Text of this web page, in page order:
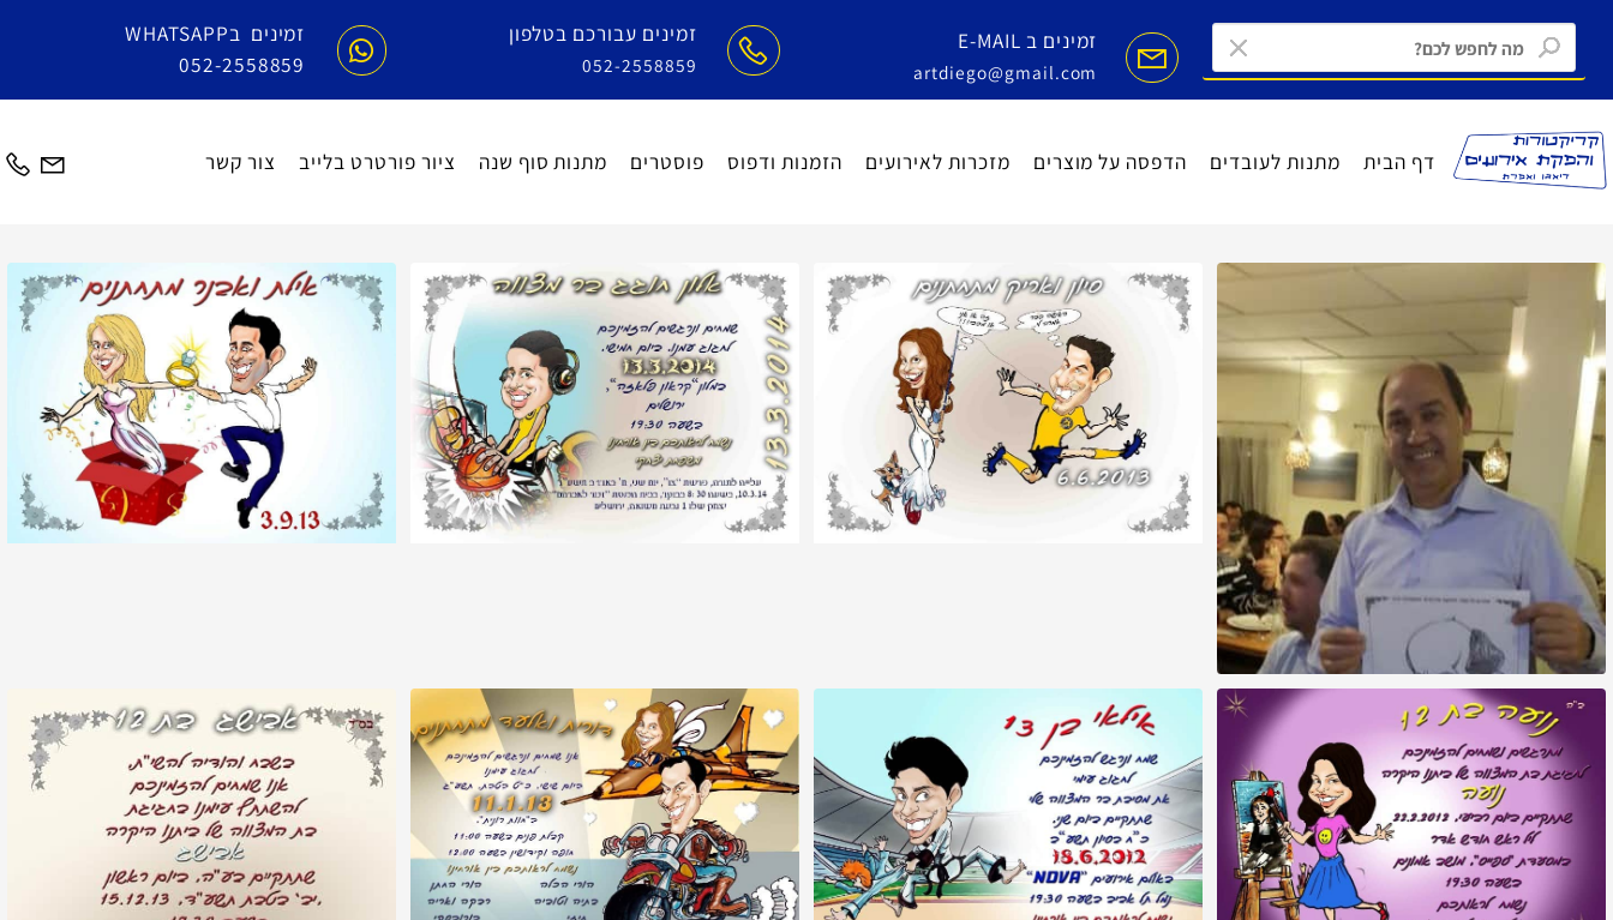
זמינים ב E-MAIL
artdiego@gmail.com
זמינים עבורכם בטלפון
052-2558859
זמינים בWHATSAPP
052-2558859
דף הבית מתנות לעובדים הדפסה על מוצרים מזכרות לאירועים הזמנות ודפוס פוסטרים מתנות סוף שנה ציור פורטרט בלייב צור קשר